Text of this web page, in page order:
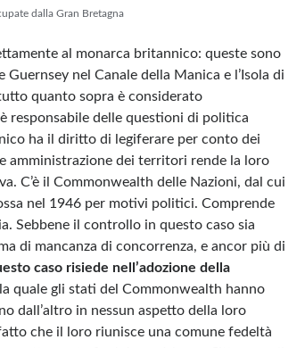
dalla Gran Bretagna
al monarca britannico: queste sono
Guernsey nel Canale della Manica e l’Isola di
quanto sopra è considerato
responsabile delle questioni di politica
ha il diritto di legiferare per conto dei
amministrazione dei territori rende la loro
C’è il Commonwealth delle Nazioni, dal cui
nel 1946 per motivi politici. Comprende
Sebbene il controllo in questo caso sia
di mancanza di concorrenza, e ancor più di
caso risiede nell’adozione della
quale gli stati del Commonwealth hanno
dall’altro in nessun aspetto della loro
che il loro riunisce una comune fedeltà